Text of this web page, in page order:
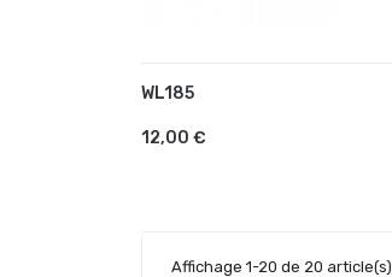
WL185
12,00 €
Affichage 1-20 de 20 article(s)